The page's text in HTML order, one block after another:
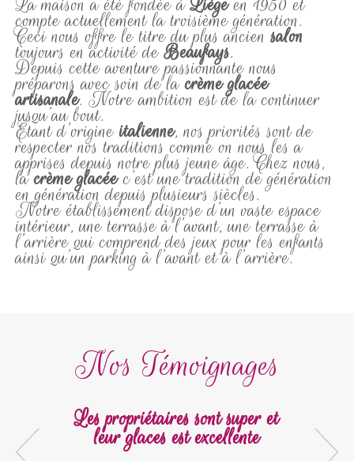
compte actuellement la troisième génération.
Ceci nous offre le titre du plus anciensalon
toujours en activité deBeaufays.
Depuis cette aventure passionnante nous
préparons avec soin de lacrème glacée
artisanale. Notre ambition est de la continuer
jusqu’au bout.
Étant d’origineitalienne, nos priorités sont de
respecter nos traditions comme on nous les a
apprises depuis notre plus jeune âge. Chez nous,
lacrème glacéec’est une tradition de génération
en génération depuis plusieurs siècles.
Notre établissement dispose d’un vaste espace
intérieur, une terrasse à l’avant, une terrasse à
l’arrière qui comprend des jeux pour les enfants
ainsi qu’un parking à l’avant et à l’arrière.
Nos Témoignages
Les propriétaires sont super et
leur glaces est excellente